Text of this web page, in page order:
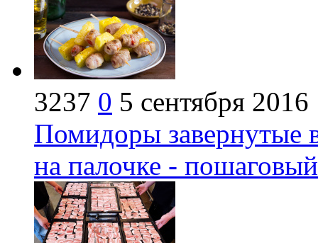
3237 0 5 сентября 2016
Помидоры завернутые
на палочке -